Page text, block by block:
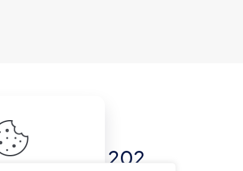
Relatii Clienti
+40 741 146 202